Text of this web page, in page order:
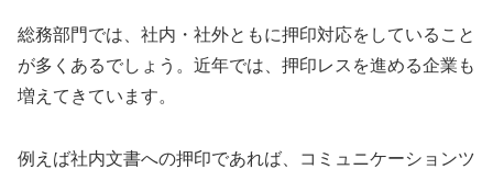
総務部門では、社内・社外ともに押印対応をしていること
が多くあるでしょう。近年では、押印レスを進める企業も
増えてきています。
例えば社内文書への押印であれば、コミュニケーションツ